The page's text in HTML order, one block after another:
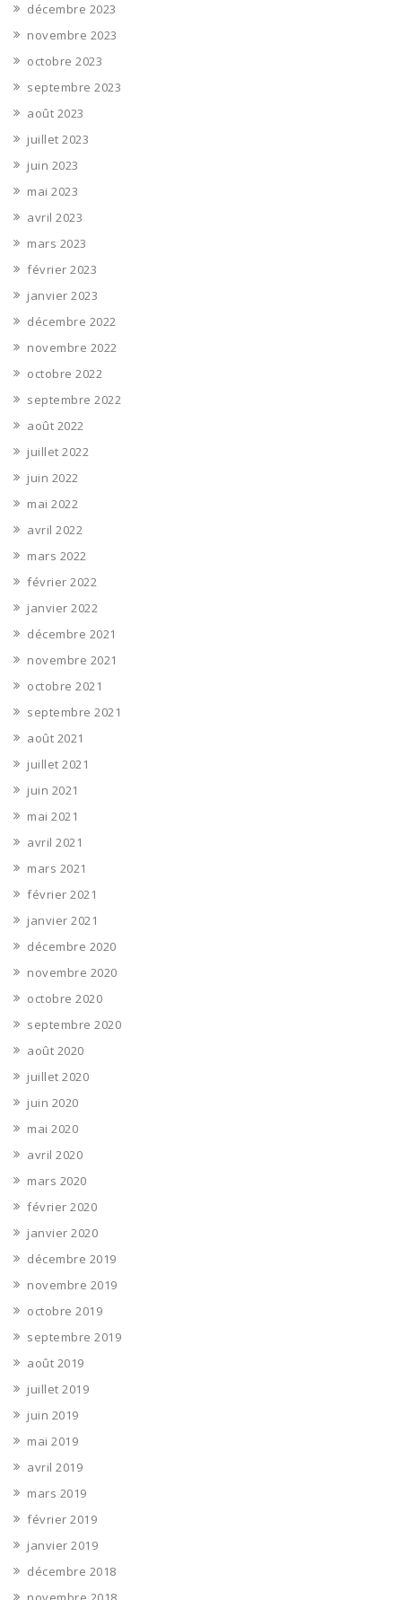
décembre 2023
novembre 2023
octobre 2023
septembre 2023
août 2023
juillet 2023
juin 2023
mai 2023
avril 2023
mars 2023
février 2023
janvier 2023
décembre 2022
novembre 2022
octobre 2022
septembre 2022
août 2022
juillet 2022
juin 2022
mai 2022
avril 2022
mars 2022
février 2022
janvier 2022
décembre 2021
novembre 2021
octobre 2021
septembre 2021
août 2021
juillet 2021
juin 2021
mai 2021
avril 2021
mars 2021
février 2021
janvier 2021
décembre 2020
novembre 2020
octobre 2020
septembre 2020
août 2020
juillet 2020
juin 2020
mai 2020
avril 2020
mars 2020
février 2020
janvier 2020
décembre 2019
novembre 2019
octobre 2019
septembre 2019
août 2019
juillet 2019
juin 2019
mai 2019
avril 2019
mars 2019
février 2019
janvier 2019
décembre 2018